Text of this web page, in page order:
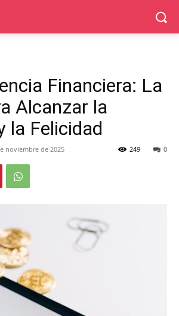
Financiera: La
Alcanzar la
la Felicidad
noviembre de 2025 0
249